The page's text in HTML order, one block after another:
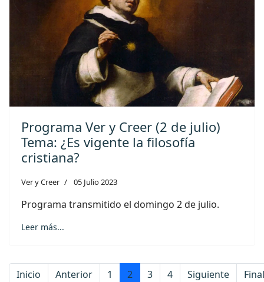
Programa Ver y Creer (2 de julio)
Tema: ¿Es vigente la filosofía
cristiana?
Ver y Creer 05 Julio 2023
Programa transmitido el domingo 2 de julio.
Leer más...
Inicio Anterior 1 2 3 4 Siguiente Final